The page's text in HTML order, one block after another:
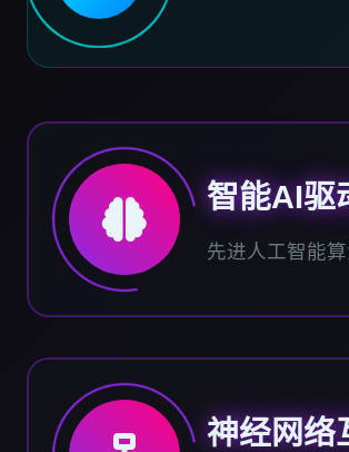
智能AI驱
先进人工智能
神经网络